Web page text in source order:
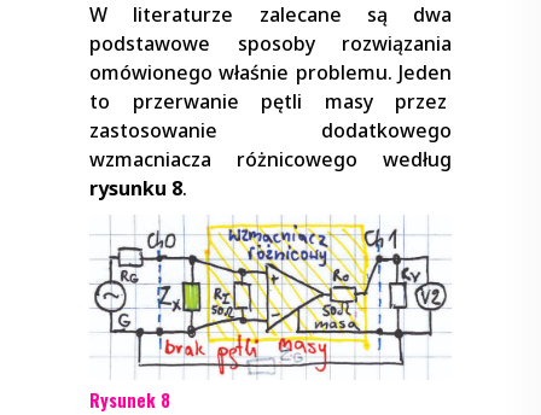
W literaturze zalecane są dwa
podstawowe sposoby rozwiązania
omówionego właśnie problemu. Jeden
to przerwanie pętli masy przez
zastosowanie dodatkowego
wzmacniacza różnicowego według
rysunku 8.
Rysunek 8